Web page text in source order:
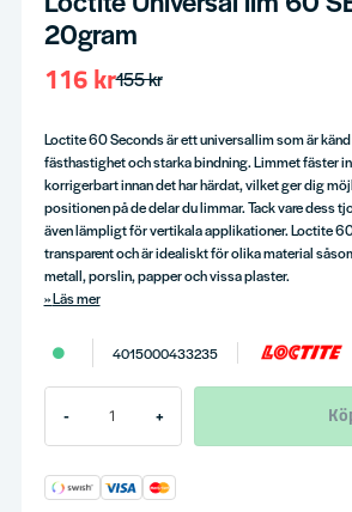
20gram
155 kr
116 kr
Loctite 60 Seconds är ett universallim som är
fästhastighet och starka bindning. Limmet fäster
korrigerbart innan det har härdat, vilket ger dig
positionen på de delar du limmar. Tack vare dess
även lämpligt för vertikala applikationer. Loctite
transparent och är idealiskt för olika material
metall, porslin, papper och vissa plaster.
Läs mer
4015000433235
- +